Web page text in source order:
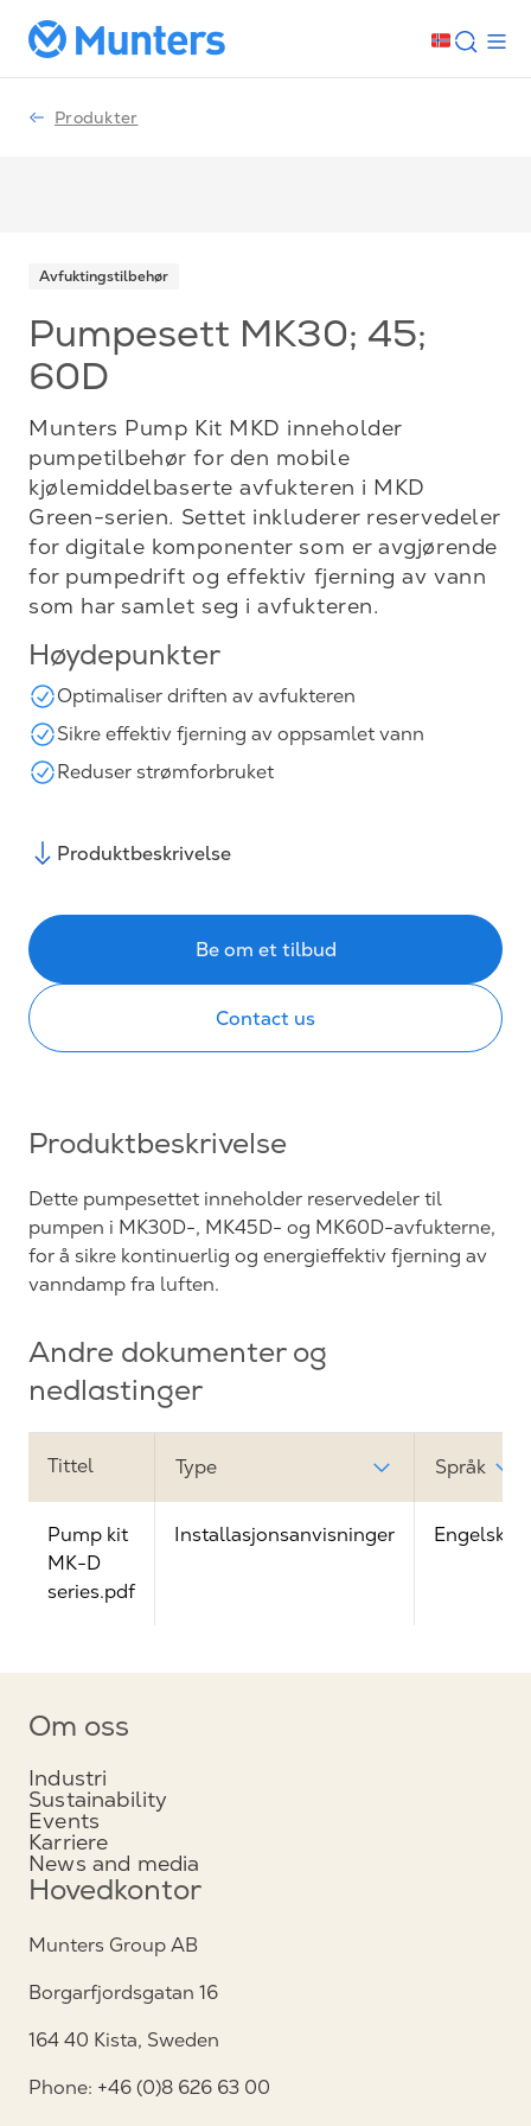
Produkter
Avfuktingstilbehør
Pumpesett MK30; 45;
60D
Munters Pump Kit MKD inneholder
pumpetilbehør for den mobile
kjølemiddelbaserte avfukteren i MKD
Green-serien. Settet inkluderer reservedeler
for digitale komponenter som er avgjørende
for pumpedrift og effektiv fjerning av vann
som har samlet seg i avfukteren.
Høydepunkter
Optimaliser driften av avfukteren
Sikre effektiv fjerning av oppsamlet vann
Reduser strømforbruket
Produktbeskrivelse
Be om et tilbud
Contact us
Produktbeskrivelse
Dette pumpesettet inneholder reservedeler til
pumpen i MK30D-, MK45D- og MK60D-avfukterne,
for å sikre kontinuerlig og energieffektiv fjerning av
vanndamp fra luften.
Andre dokumenter og
nedlastinger
Tittel Type Språk
Pump kit
MK-D
series.pdf
Installasjonsanvisninger Engelsk
Om oss
Industri
Sustainability
Events
Karriere
News and media
Hovedkontor
Munters Group AB
Borgarfjordsgatan 16
164 40 Kista, Sweden
Phone: +46 (0)8 626 63 00